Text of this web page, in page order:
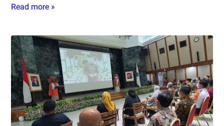
Read more »
Aceh
Serambi
Pancasila,
Santri
Aceh
:
Prof
Yudian